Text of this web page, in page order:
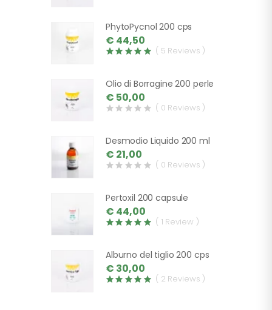
PhytoPycnol 200 cps
€ 44,50
( 5 Reviews )
Olio di Borragine 200 perle
€ 50,00
( 0 Reviews )
Desmodio Liquido 200 ml
€ 21,00
( 0 Reviews )
Pertoxil 200 capsule
€ 44,00
( 1 Review )
Alburno del tiglio 200 cps
€ 30,00
( 2 Reviews )